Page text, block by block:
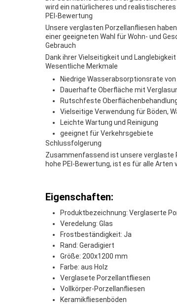
wird ein natürlicheres und realistischeres
PEI-Bewertung
Unsere verglasten Porzellanfliesen
einer geeigneten Wahl für Wohn- und
Gebrauch
Dank ihrer Vielseitigkeit und
Wesentliche Merkmale
Niedrige Wasserabsorptionsrate von
Dauerhafte Oberfläche mit
Rutschfeste
Vielseitige Verwendung für Böden,
Leichte Wartung und Reinigung
geeignet für Verkehrsgebiete
Schlussfolgerung
Zusammenfassend ist unsere verglaste
hohe PEI-Bewertung, ist es für alle
Eigenschaften:
Produktbezeichnung: Verglaserte
Veredelung: Glas
Frostbeständigkeit: Ja
Rand: Geradigiert
Größe: 200x1200 mm
Farbe: aus Holz
Verglasete Porzellantfliesen
Vollkörper-Porzellanfliesen
Keramikfliesenböden